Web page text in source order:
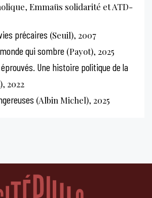
Emmaüs solidarité et ATD-
précaires (Seuil), 2007
qui sombre (Payot), 2025
Une histoire politique de la
2022
(Albin Michel), 2025